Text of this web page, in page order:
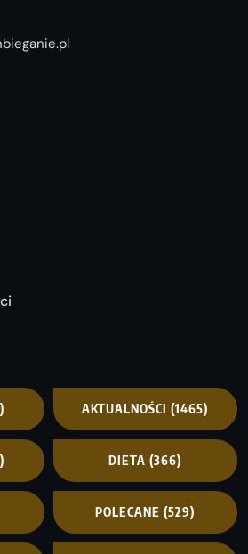
AKTUALNOŚCI (1465)
DIETA (366)
POLECANE (529)